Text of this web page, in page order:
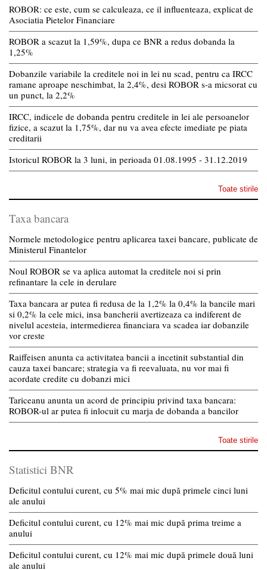
ROBOR: ce este, cum se calculeaza, ce il influenteaza, explicat de
Asociatia Pietelor Financiare
ROBOR a scazut la 1,59%, dupa ce BNR a redus dobanda la
1,25%
Dobanzile variabile la creditele noi in lei nu scad, pentru ca IRCC
ramane aproape neschimbat, la 2,4%, desi ROBOR s-a micsorat cu
un punct, la 2,2%
IRCC, indicele de dobanda pentru creditele in lei ale persoanelor
fizice, a scazut la 1,75%, dar nu va avea efecte imediate pe piata
creditarii
Istoricul ROBOR la 3 luni, in perioada 01.08.1995 - 31.12.2019
Toate stirile
Taxa bancara
Normele metodologice pentru aplicarea taxei bancare, publicate de
Ministerul Finantelor
Noul ROBOR se va aplica automat la creditele noi si prin
refinantare la cele in derulare
Taxa bancara ar putea fi redusa de la 1,2% la 0,4% la bancile mari
si 0,2% la cele mici, insa bancherii avertizeaza ca indiferent de
nivelul acesteia, intermedierea financiara va scadea iar dobanzile
vor creste
Raiffeisen anunta ca activitatea bancii a incetinit substantial din
cauza taxei bancare; strategia va fi reevaluata, nu vor mai fi
acordate credite cu dobanzi mici
Tariceanu anunta un acord de principiu privind taxa bancara:
ROBOR-ul ar putea fi inlocuit cu marja de dobanda a bancilor
Toate stirile
Statistici BNR
Deficitul contului curent, cu 5% mai mic după primele cinci luni
ale anului
Deficitul contului curent, cu 12% mai mic după prima treime a
anului
Deficitul contului curent, cu 12% mai mic după primele două luni
ale anului